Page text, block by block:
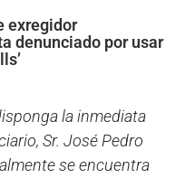
exregidor
denunciado por usar
la inmediata
Sr. José Pedro
se encuentra